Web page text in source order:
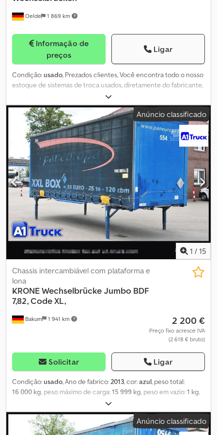
Oelde 1 869 km
Informação de
preços
Ligar
Condição:usado, Prezados clientes, Você encontra todo o nosso
estoque de sistemas de troca usados, diretamente do fabricante,
em: Mais detalhes mediante contato: Brüggen Swap-Store
Beckumer Str. 51 59302 Oelde Cjdsmn Tptopfx Andorf
Anúncio classificado
1 / 15
Bakum 1 941 km
Chassis intercambiável com plataforma e
lona
KRONEWechselbrücke Jumbo BDF
7,82, Code XL,
2 200 €
Preço fixo acresce IVA
(2 618 € bruto)
Solicitar Ligar
Condição:usado, Ano de fabrico:2013, cor:azul, peso total:
16 000 kg, peso máximo de carga:15 999 kg, peso em vazio:1 kg,
57 m³
2 480 mm, comprimento do espaço de carga:7 700 mm, altura do
espaço de carga:3 000 mm , primeira matrícula:06/2013,
configuração de eixo:2 eixos, comprimento total:7 700 mm,
Anúncio classificado